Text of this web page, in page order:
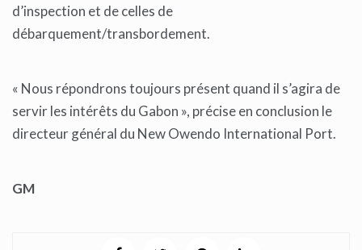
d’inspection et de celles de
débarquement/transbordement.
« Nous répondrons toujours présent quand il s’agira de
servir les intérêts du Gabon », précise en conclusion le
directeur général du New Owendo International Port.
GM